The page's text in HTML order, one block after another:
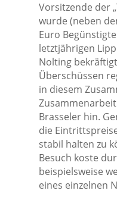
Vorsitzende der
wurde (neben
Euro
letztjährigen
Nolting
Überschüssen
in diesem
Brasseler hin.
die
stabil halten zu
Besuch koste
beispielsweise
eines einzelnen